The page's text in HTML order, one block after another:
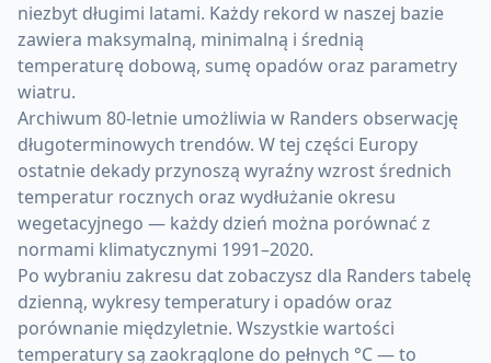
niezbyt długimi latami. Każdy rekord w naszej bazie
zawiera maksymalną, minimalną i średnią
temperaturę dobową, sumę opadów oraz parametry
wiatru.
Archiwum 80-letnie umożliwia w Randers obserwację
długoterminowych trendów. W tej części Europy
ostatnie dekady przynoszą wyraźny wzrost średnich
temperatur rocznych oraz wydłużanie okresu
wegetacyjnego — każdy dzień można porównać z
normami klimatycznymi 1991–2020.
Po wybraniu zakresu dat zobaczysz dla Randers tabelę
dzienną, wykresy temperatury i opadów oraz
porównanie międzyletnie. Wszystkie wartości
temperatury są zaokrąglone do pełnych °C — to